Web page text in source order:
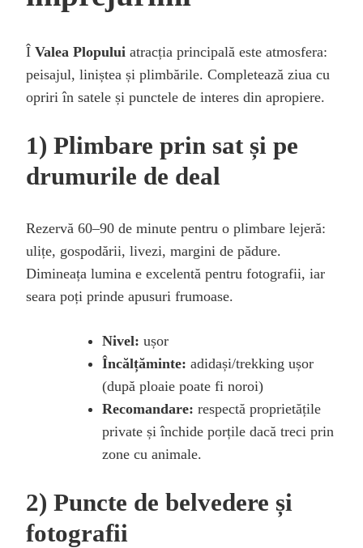
Î Valea Plopului atracția principală este atmosfera:
peisajul, liniștea și plimbările. Completează ziua cu
opriri în satele și punctele de interes din apropiere.
1) Plimbare prin sat și pe
drumurile de deal
Rezervă 60–90 de minute pentru o plimbare lejeră:
ulițe, gospodării, livezi, margini de pădure.
Dimineața lumina e excelentă pentru fotografii, iar
seara poți prinde apusuri frumoase.
Nivel: ușor
Încălțăminte: adidași/trekking ușor
(după ploaie poate fi noroi)
Recomandare: respectă proprietățile
private și închide porțile dacă treci prin
zone cu animale.
2) Puncte de belvedere și
fotografii